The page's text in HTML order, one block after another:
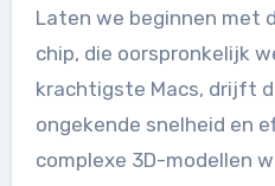
Laten we beginnen met
chip, die oorspronkelijk
krachtigste Macs, drijft
ongekende snelheid en
complexe 3D-modellen